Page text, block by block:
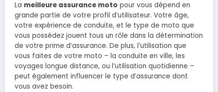
La meilleure assurance moto pour vous dépend en
grande partie de votre profil d’utilisateur. Votre âge,
votre expérience de conduite, et le type de moto que
vous possédez jouent tous un rôle dans la détermination
de votre prime d’assurance. De plus, l’utilisation que
vous faites de votre moto – la conduite en ville, les
voyages longue distance, ou l’utilisation quotidienne –
peut également influencer le type d’assurance dont
vous avez besoin.